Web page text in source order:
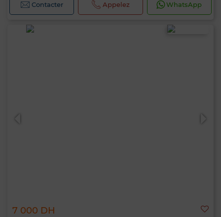
Contacter Appelez WhatsApp
7 000 DH